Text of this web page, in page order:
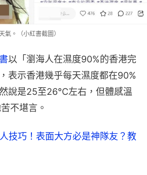
氣。（小紅書截圖）
以「瀏海人在濕度90%的香港完
表示香港幾乎每天濕度都在90%
說是25至26℃左右，但體感溫
不堪言。
技巧！表面大方必是神隊友？教